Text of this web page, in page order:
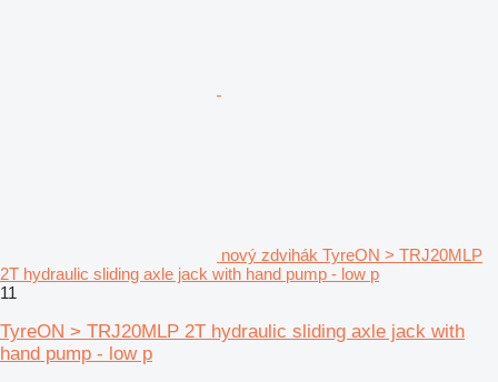
nový zdvihák TyreON > TRJ20MLP
2T hydraulic sliding axle jack with hand pump - low p
11
TyreON > TRJ20MLP 2T hydraulic sliding axle jack with
hand pump - low p